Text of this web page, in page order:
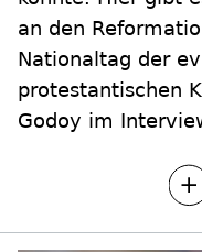
an den
Nationaltag der
protestantischen
Godoy im